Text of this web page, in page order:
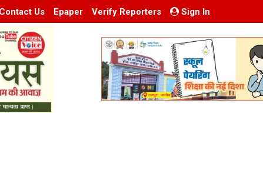
Contact Us Epaper Verify Reporters Sign In